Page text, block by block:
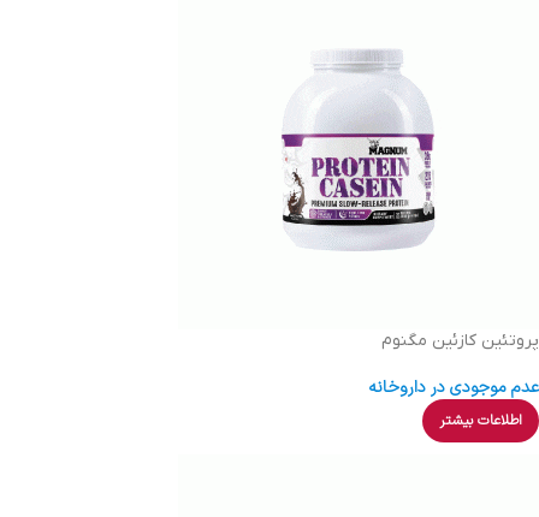
پروتئین کازئین مگنوم
عدم موجودی در داروخانه
اطلاعات بیشتر